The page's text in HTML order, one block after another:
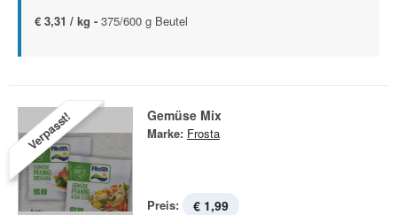
€ 3,31 / kg - 375/600 g Beutel
Verpasst! Gemüse Mix
Marke: Frosta
Preis: € 1,99